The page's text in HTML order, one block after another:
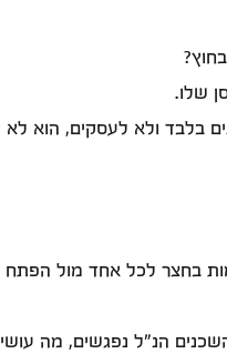
שלו.
בלבד ולא לעסקים, הוא
זכור לי ממסכת ב"ב שיש 4 אמות